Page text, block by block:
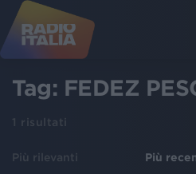
Tag: FEDEZ
1 risultati
Più rilevanti Più